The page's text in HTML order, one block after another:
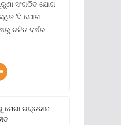
ସଂଗଠିତ ଯୋଗ
‘ଦି ଯୋଗ
ଚଳିତ ବର୍ଷର
ରକ୍ତଦାନ